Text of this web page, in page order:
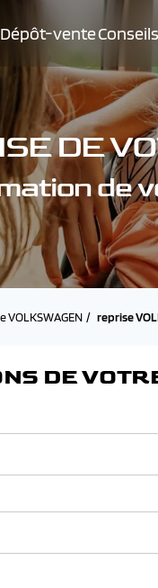
Dépôt-vente
DE
de
VOLKSWAGEN reprise
DE